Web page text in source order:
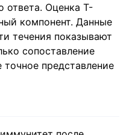
ответа. Оценка Т-
компонент. Данные
течения показывают
сопоставление
представление